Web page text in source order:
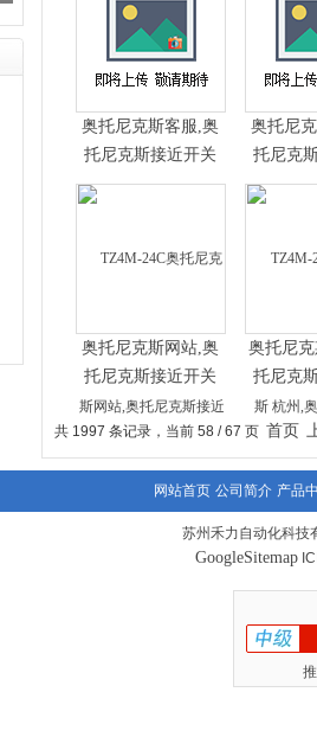
奥托尼克斯客服,奥
托尼克斯接近开关
动作次数,风机盘管
奥托尼
托尼克
近开关,
奥托尼克斯网站,奥
托尼克斯接近开关
用处,热流道温控
器,PR18-8DN2
奥托尼
托尼克
导轨
器
共 1997 条记录，当前 58 / 67 页 首页
网站首页 公司简介 产品
苏州禾力自动化科技
GoogleSitemap